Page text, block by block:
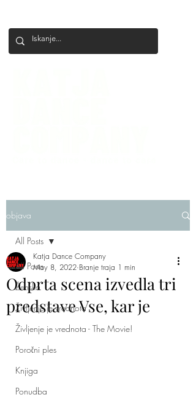
objava
All Posts
Ženska
Življenje je vrednota
Življenje je vrednota - The Movie!
Poročni ples
Knjiga
Ponudba
All Posts
Odprta scena izvedla tri
predstave Vse, kar je
Katja Dance Company
May 8, 2022 Branje traja 1 min